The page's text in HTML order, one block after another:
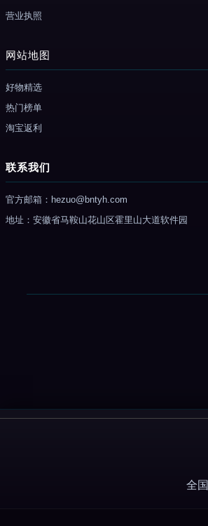
营业执照
网站地图
好物精选
热门榜单
淘宝返利
联系我们
官方邮箱：hezuo@bntyh.com
地址：安徽省马鞍山花山区霍里山大道软件园
全